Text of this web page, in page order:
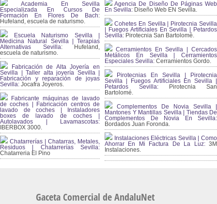
Academia En Sevilla
Especializada En Cursos De
Formación En Flores De Bach:
Hufeland, escuela de naturismo.
Escuela Naturismo Sevilla |
Medicina Natural Sevilla | Terapias
Alternativas Sevilla: Hufeland,
escuela de naturismo.
Fabricación de Alta Joyería en
Sevilla | Taller alta joyería Sevilla |
Fabricación y reparación de joyas
Sevilla: Jocafra Joyeros.
Fabricante máquinas de lavado
de coches | Fabricación centros de
lavado de coches | Instaladores
boxes de lavado de coches |
Autolavados | Lavamascotas:
IBERBOX 3000.
Chatarrerías | Chatarras, Metales,
Residuos | Chatarrerías Sevilla:
Chatarreria El Pino
Agencia De Diseño De Páginas Web
En Sevilla: Diseño Web EN Sevilla.
Cohetes En Sevilla | Pirotecnia Sevilla
| Fuegos Artificiales En Sevilla | Petardos
Sevilla: Pirotecnia San Bartolomé.
Cerramientos En Sevilla | Cercados
Metálicos En Sevilla | Cerramientos
Especiales Sevilla: Cerramientos Gordo.
Pirotecnias En Sevilla | Pirotecnia
Sevilla | Fuegos Artificiales En Sevilla |
Petardos Sevilla: Pirotecnia San
Bartolomé.
Complementos De Novia Sevilla |
Mantones Y Mantillas Sevilla | Tiendas De
Complementos De Novia En Sevilla:
Bordados Juan Foronda.
Instalaciones Eléctricas Sevilla | Como
Ahorrar En Mi Factura De La Luz:3M
Instalaciones.
Gaceta Comercial de AndaluNet